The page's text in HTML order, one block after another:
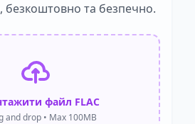
безкоштовно та безпечно.
файл FLAC
and drop • Max 100MB